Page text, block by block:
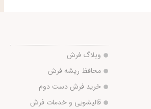
وبلاگ فرش
محافظ ریشه فرش
خرید فرش دست دوم
قالیشویی و خدمات فرش